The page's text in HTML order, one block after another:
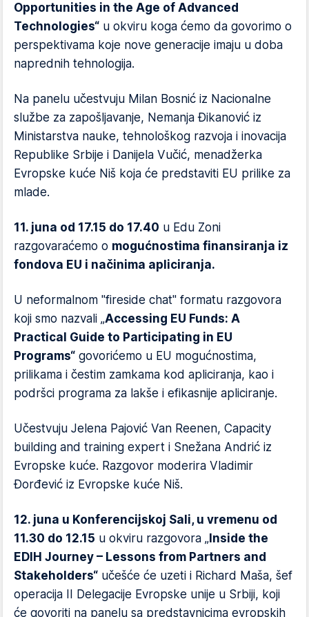
Opportunities in the Age of Advanced
Technologies“ u okviru koga ćemo da govorimo o
perspektivama koje nove generacije imaju u doba
naprednih tehnologija.
Na panelu učestvuju Milan Bosnić iz Nacionalne
službe za zapošljavanje, Nemanja Đikanović iz
Ministarstva nauke, tehnološkog razvoja i inovacija
Republike Srbije i Danijela Vučić, menadžerka
Evropske kuće Niš koja će predstaviti EU prilike za
mlade.
11. juna od 17.15 do 17.40 u Edu Zoni
razgovaraćemo o mogućnostima finansiranja iz
fondova EU i načinima apliciranja.
U neformalnom "fireside chat" formatu razgovora
koji smo nazvali „Accessing EU Funds: A
Practical Guide to Participating in EU
Programs“ govorićemo u EU mogućnostima,
prilikama i čestim zamkama kod apliciranja, kao i
podršci programa za lakše i efikasnije apliciranje.
Učestvuju Jelena Pajović Van Reenen, Capacity
building and training expert i Snežana Andrić iz
Evropske kuće. Razgovor moderira Vladimir
Đorđević iz Evropske kuće Niš.
12. juna u Konferencijskoj Sali, u vremenu od
11.30 do 12.15 u okviru razgovora „ Inside the
EDIH Journey – Lessons from Partners and
Stakeholders“ učešće će uzeti i Richard Maša, šef
operacija II Delegacije Evropske unije u Srbiji, koji
će govoriti na panelu sa predstavnicima evropskih